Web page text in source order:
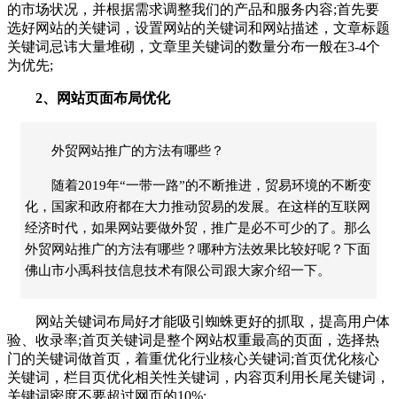
的市场状况，并根据需求调整我们的产品和服务内容;首先要
选好网站的关键词，设置网站的关键词和网站描述，文章标题
关键词忌讳大量堆砌，文章里关键词的数量分布一般在3-4个
为优先;
2、网站页面布局优化
外贸网站推广的方法有哪些？
随着2019年“一带一路”的不断推进，贸易环境的不断变
化，国家和政府都在大力推动贸易的发展。在这样的互联网
经济时代，如果网站要做外贸，推广是必不可少的了。那么
外贸网站推广的方法有哪些？哪种方法效果比较好呢？下面
佛山市小禹科技信息技术有限公司跟大家介绍一下。
网站关键词布局好才能吸引蜘蛛更好的抓取，提高用户体
验、收录率;首页关键词是整个网站权重最高的页面，选择热
门的关键词做首页，着重优化行业核心关键词;首页优化核心
关键词，栏目页优化相关性关键词，内容页利用长尾关键词，
关键词密度不要超过网页的10%;